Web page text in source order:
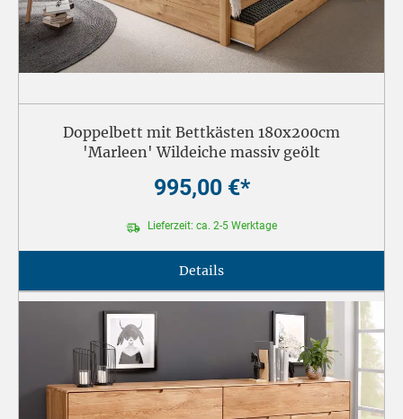
Doppelbett mit Bettkästen 180x200cm
'Marleen' Wildeiche massiv geölt
995,00 €*
Lieferzeit: ca. 2-5 Werktage
Details